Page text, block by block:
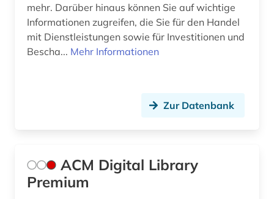
computer (1)
computer to plate (1)
corona (1)
mehr. Darüber hinaus können Sie auf wichtige
Informationen zugreifen, die Sie für den Handel
mit Dienstleistungen sowie für Investitionen und
Bescha... Mehr Informationen
Zur Datenbank
ACM Digital Library
Premium